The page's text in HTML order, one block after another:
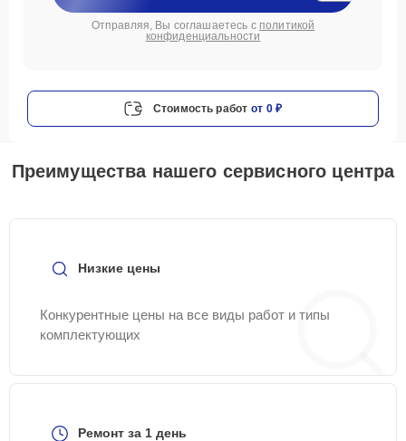
Отправляя, Вы соглашаетесь с политикой
конфиденциальности
Стоимость работ от 0 ₽
Преимущества нашего сервисного центра
Низкие цены
Конкурентные цены на все виды работ и типы
комплектующих
Ремонт за 1 день